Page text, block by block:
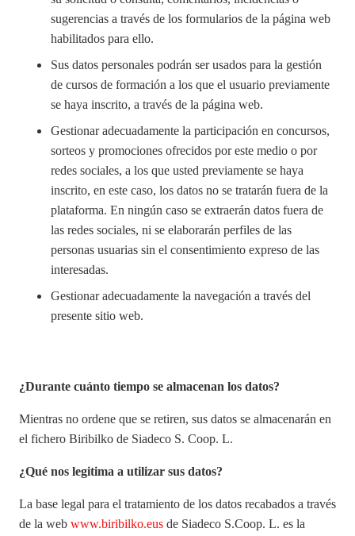
sugerencias a través de los formularios de la página web
habilitados para ello.
Sus datos personales podrán ser usados para la gestión
de cursos de formación a los que el usuario previamente
se haya inscrito, a través de la página web.
Gestionar adecuadamente la participación en concursos,
sorteos y promociones ofrecidos por este medio o por
redes sociales, a los que usted previamente se haya
inscrito, en este caso, los datos no se tratarán fuera de la
plataforma. En ningún caso se extraerán datos fuera de
las redes sociales, ni se elaborarán perfiles de las
personas usuarias sin el consentimiento expreso de las
interesadas.
Gestionar adecuadamente la navegación a través del
presente sitio web.
¿Durante cuánto tiempo se almacenan los datos?
Mientras no ordene que se retiren, sus datos se almacenarán en
el fichero Biribilko de Siadeco S. Coop. L.
¿Qué nos legitima a utilizar sus datos?
La base legal para el tratamiento de los datos recabados a través
de la web www.biribilko.eus de Siadeco S.Coop. L. es la